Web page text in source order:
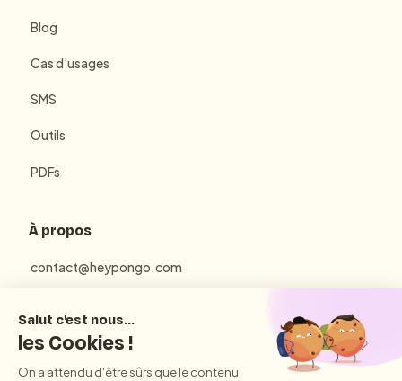
Blog
Cas d’usages
SMS
Outils
PDFs
À propos
contact@heypongo.com
Politique de Confidentialité
Conditions Générales d'Utilisation et de Vente